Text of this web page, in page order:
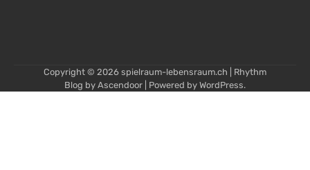
Copyright © 2026 spielraum-lebensraum.ch | Rhythm
Blog by Ascendoor | Powered by WordPress.